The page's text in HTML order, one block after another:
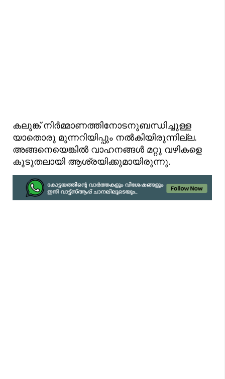
കലുങ്ക് നിർമ്മാണത്തിനോടനുബന്ധിച്ചുള്ള
യാതൊരു മുന്നറിയിപ്പും നൽകിയിരുന്നില്ല.
അങ്ങനെയെങ്കിൽ വാഹനങ്ങൾ മറ്റു വഴികളെ
കൂടുതലായി ആശ്രയിക്കുമായിരുന്നു.